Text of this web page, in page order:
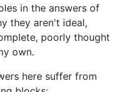
in the answers of
they aren't ideal,
poorly thought
own.
here suffer from